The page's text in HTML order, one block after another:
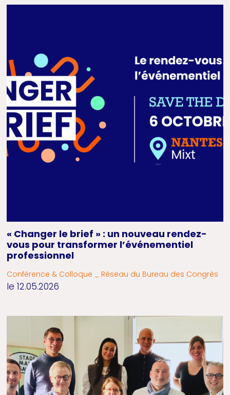
« Changer le brief » : un nouveau rendez-
vous pour transformer l’événementiel
professionnel
Conférence & Colloque _ Réseau du Bureau des Congrès
le 12.05.2026